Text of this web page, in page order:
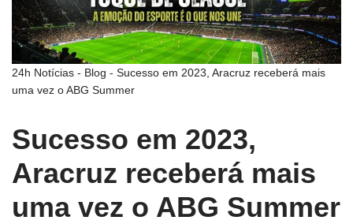
24h Notícias - Blog - Sucesso em 2023, Aracruz receberá mais
uma vez o ABG Summer
Sucesso em 2023,
Aracruz receberá mais
uma vez o ABG Summer